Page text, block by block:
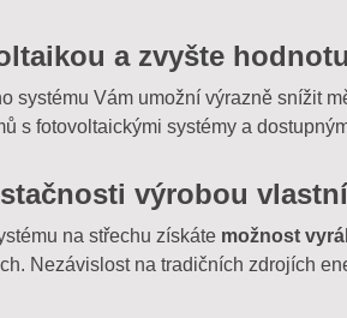
a zvyšte
systému Vám umožní výrazně snížit
s fotovoltaickými systémy a
výrobou
na střechu získáte možnost
Nezávislost na tradičních zdrojích